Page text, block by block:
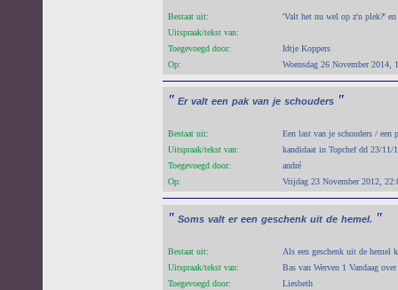
Bestaat uit:
'Valt het nu wel op z'n plek?'
Uitspraak/tekst van:
Toegevoegd door:
Idtje Koppers
Op:
Woensdag 26 November 2014,
" Er valt een pak van je schouders "
Bestaat uit:
Een last van je schouders / een
Uitspraak/tekst van:
kandidaat in Topchef dd 23/11/
Toegevoegd door:
andré
Op:
Vrijdag 23 November 2012,
" Soms valt er een geschenk uit de hemel. "
Bestaat uit:
Als een geschenk uit de hemel
Uitspraak/tekst van:
Bas van Werven 1 Vandaag
Toegevoegd door:
Liesbeth